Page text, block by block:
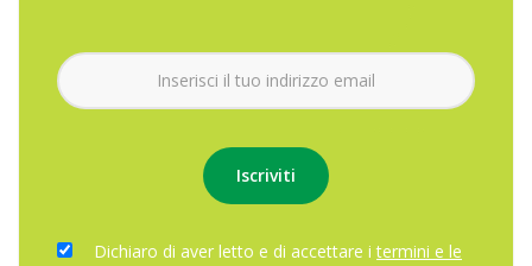
Dichiaro di aver letto e di accettare itermini e le